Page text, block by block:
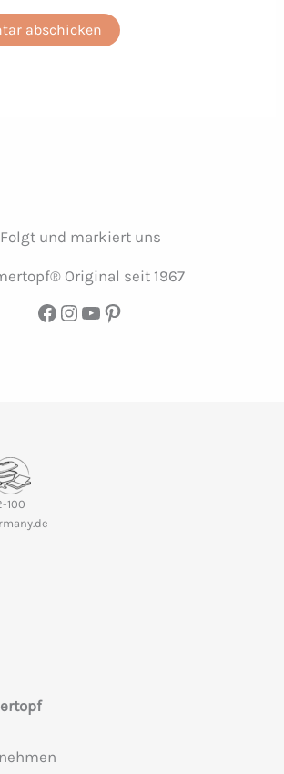
Folgt und markiert uns
Original seit 1967
Facebook
Instagram
YouTube
Pinterest
100